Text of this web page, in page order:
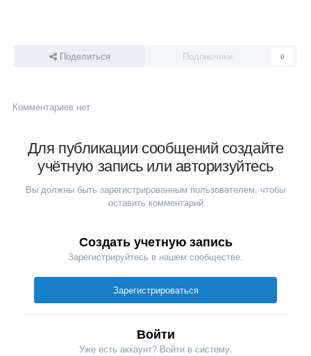
Поделиться Подписчики 0
Комментариев нет
Для публикации сообщений создайте
учётную запись или авторизуйтесь
Вы должны быть зарегистрированным пользователем, чтобы
оставить комментарий
Создать учетную запись
Зарегистрируйтесь в нашем сообществе.
Зарегистрироваться
Войти
Уже есть аккаунт? Войти в систему.